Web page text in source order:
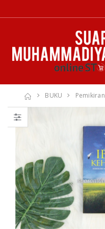
BUKU Pemikiran
Menemukan
Tuhan dalam
Luka, Cinta, dan
Kehidupan
Sehari-hari
Rp. 0